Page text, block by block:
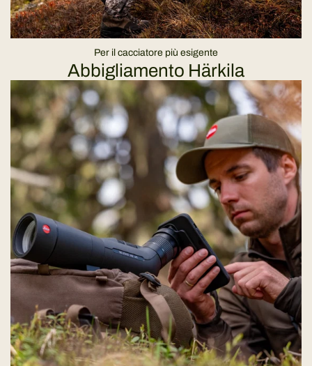
Per il cacciatore più esigente
Abbigliamento Härkila